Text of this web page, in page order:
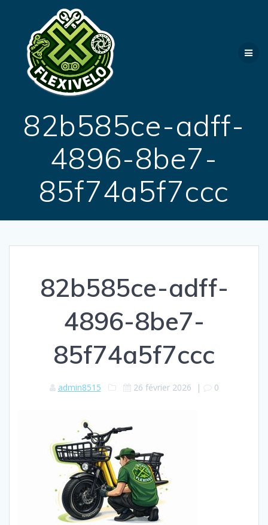
82b585ce-adff-
4896-8be7-
85f74a5f7ccc
82b585ce-adff-
4896-8be7-
85f74a5f7ccc
admin8515 26 février 2026 | 0